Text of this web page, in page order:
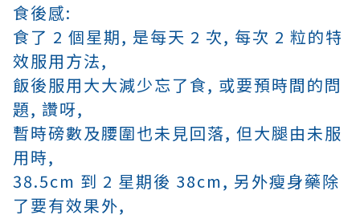
食後感:
食了 2 個星期, 是每天 2 次, 每次 2 粒的特
效服用方法,
飯後服用大大減少忘了食, 或要預時間的問
題, 讚呀,
暫時磅數及腰圍也未見回落, 但大腿由未服
用時,
38.5cm 到 2 星期後 38cm, 另外瘦身藥除
了要有效果外,